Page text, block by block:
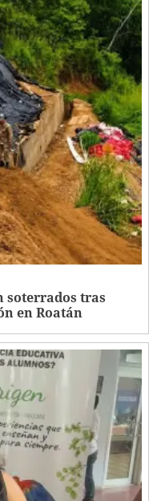
soterrados tras
en Roatán